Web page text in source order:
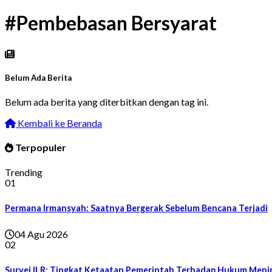
#Pembebasan Bersyarat
Belum Ada Berita
Belum ada berita yang diterbitkan dengan tag ini.
Kembali ke Beranda
Terpopuler
Trending
01
Permana Irmansyah: Saatnya Bergerak Sebelum Bencana Terjadi
04 Agu 2026
02
Survei ILR: Tingkat Ketaatan Pemerintah Terhadap Hukum